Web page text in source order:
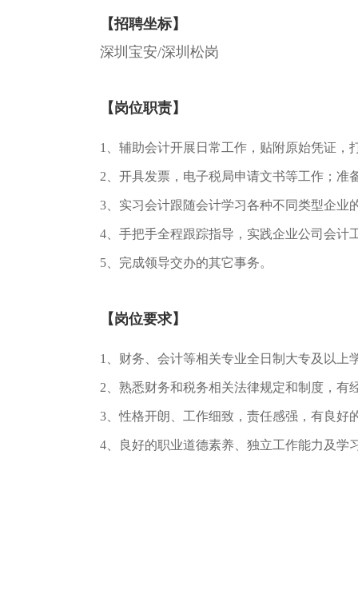
【招聘坐标】
深圳宝安/深圳松岗
【岗位职责】
1、辅助会计开展日常工作，贴附原始凭证，
2、开具发票，电子税局申请文书等工作；
3、实习会计跟随会计学习各种不同类型企业
4、手把手全程跟踪指导，实践企业公司会计
5、完成领导交办的其它事务。
【岗位要求】
1、财务、会计等相关专业全日制大专及以
2、熟悉财务和税务相关法律规定和制度，有
3、性格开朗、工作细致，责任感强，有良好
4、良好的职业道德素养、独立工作能力及学